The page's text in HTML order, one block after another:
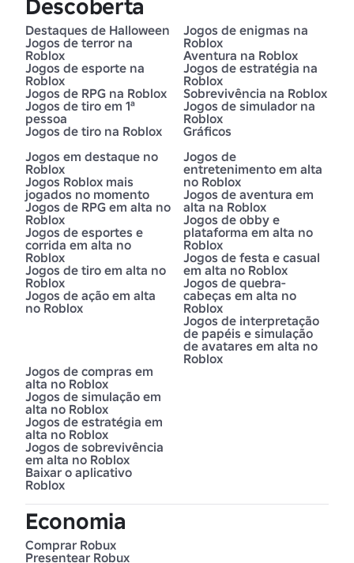
Descoberta
Destaques de Halloween
Jogos de terror na
Roblox
Jogos de esporte na
Roblox
Jogos de RPG na Roblox
Jogos de tiro em 1ª
pessoa
Jogos de tiro na Roblox
Jogos de enigmas na
Roblox
Aventura na Roblox
Jogos de estratégia na
Roblox
Sobrevivência na Roblox
Jogos de simulador na
Roblox
Gráficos
Jogos em destaque no
Roblox
Jogos Roblox mais
jogados no momento
Jogos de RPG em alta no
Roblox
Jogos de esportes e
corrida em alta no
Roblox
Jogos de tiro em alta no
Roblox
Jogos de ação em alta
no Roblox
Jogos de
entretenimento em alta
no Roblox
Jogos de aventura em
alta na Roblox
Jogos de obby e
plataforma em alta no
Roblox
Jogos de festa e casual
em alta no Roblox
Jogos de quebra-
cabeças em alta no
Roblox
Jogos de interpretação
de papéis e simulação
de avatares em alta no
Roblox
Jogos de compras em
alta no Roblox
Jogos de simulação em
alta no Roblox
Jogos de estratégia em
alta no Roblox
Jogos de sobrevivência
em alta no Roblox
Baixar o aplicativo
Roblox
Economia
Comprar Robux
Presentear Robux